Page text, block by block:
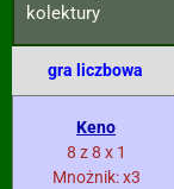
kolektury
gra liczbowa
Keno
8 z 8 x 1
Mnożnik: x3